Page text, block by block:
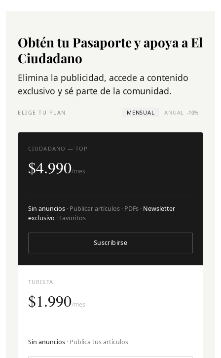
Obtén tu Pasaporte y apoya a El
Ciudadano
Elimina la publicidad, accede a contenido
exclusivo y sé parte de la comunidad.
ELIGE TU PLAN MENSUAL ANUAL -10%
TURISTA
$1.990/mes
Sin anuncios · Publica tus artículos
CIUDADANO — TOP
$4.990/mes
Sin anuncios · Publicar artículos · PDFs · Newsletter
exclusivo · Favoritos
Suscribirse